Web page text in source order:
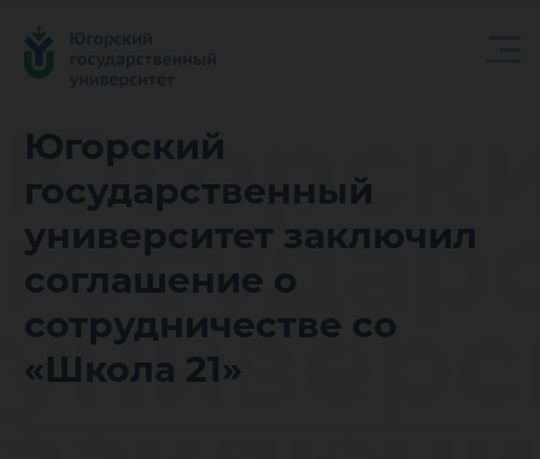
Югорский
государственный
университет заключил
соглашение о
сотрудничестве со
«Школа 21»